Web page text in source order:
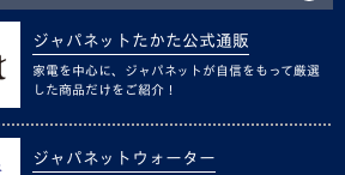
ジャパネットたかた公式通販
家電を中心に、ジャパネットが自信をもって厳選
した商品だけをご紹介！
ジャパネットウォーター